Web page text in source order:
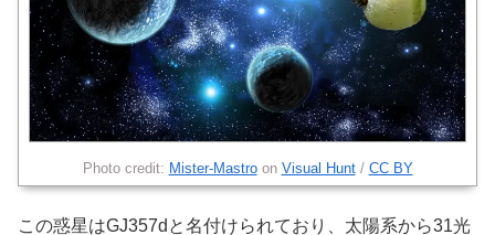
Photo credit: Mister-Mastroon Visual Hunt/ CC BY
この惑星はGJ357dと名付けられており、太陽系から31光